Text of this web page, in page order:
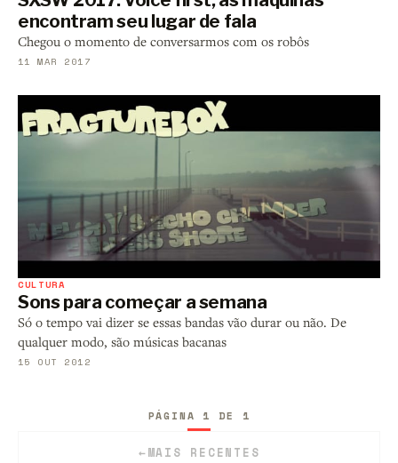
encontram seu lugar de fala
Chegou o momento de conversarmos com os robôs
11 MAR 2017
CULTURA
Sons para começar a semana
Só o tempo vai dizer se essas bandas vão durar ou não. De
qualquer modo, são músicas bacanas
15 OUT 2012
←MAIS RECENTES
PÁGINA 1 DE 1